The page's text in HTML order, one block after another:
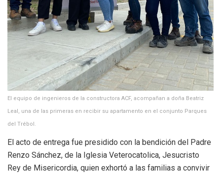
El equipo de ingenieros de la constructora ACF, acompañan a doña Beatriz
Leal, una de las primeras en recibir su apartamento en el conjunto Parques
del Trébol.
El acto de entrega fue presidido con la bendición del Padre
Renzo Sánchez, de la Iglesia Veterocatolica, Jesucristo
Rey de Misericordia, quien exhortó a las familias a convivir